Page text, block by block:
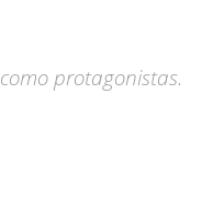
protagonistas.